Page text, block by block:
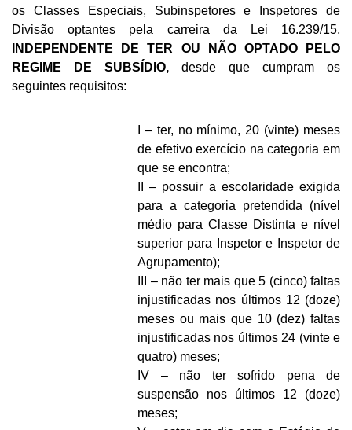
os Classes Especiais, Subinspetores e Inspetores de
Divisão optantes pela carreira da Lei 16.239/15,
INDEPENDENTE DE TER OU NÃO OPTADO PELO
REGIME DE SUBSÍDIO, desde que cumpram os
seguintes requisitos:
I – ter, no mínimo, 20 (vinte) meses
de efetivo exercício na categoria em
que se encontra;
II – possuir a escolaridade exigida
para a categoria pretendida (nível
médio para Classe Distinta e nível
superior para Inspetor e Inspetor de
Agrupamento);
III – não ter mais que 5 (cinco) faltas
injustificadas nos últimos 12 (doze)
meses ou mais que 10 (dez) faltas
injustificadas nos últimos 24 (vinte e
quatro) meses;
IV – não ter sofrido pena de
suspensão nos últimos 12 (doze)
meses;